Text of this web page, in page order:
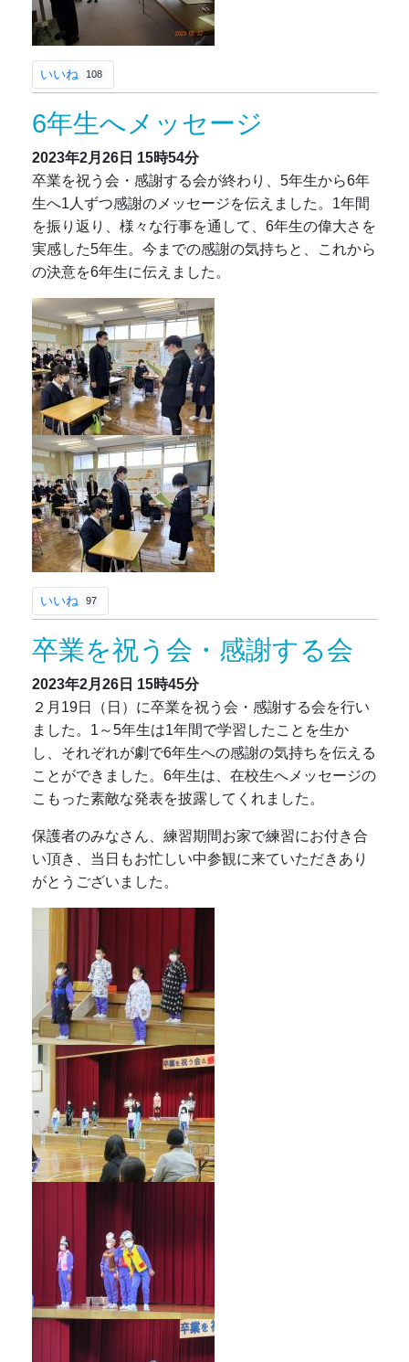
いいね 108
6年生へメッセージ
2023年2月26日 15時54分
卒業を祝う会・感謝する会が終わり、5年生から6年
生へ1人ずつ感謝のメッセージを伝えました。1年間
を振り返り、様々な行事を通して、6年生の偉大さを
実感した5年生。今までの感謝の気持ちと、これから
の決意を6年生に伝えました。
いいね 97
卒業を祝う会・感謝する会
2023年2月26日 15時45分
２月19日（日）に卒業を祝う会・感謝する会を行い
ました。1～5年生は1年間で学習したことを生か
し、それぞれが劇で6年生への感謝の気持ちを伝える
ことができました。6年生は、在校生へメッセージの
こもった素敵な発表を披露してくれました。
保護者のみなさん、練習期間お家で練習にお付き合
い頂き、当日もお忙しい中参観に来ていただきあり
がとうございました。